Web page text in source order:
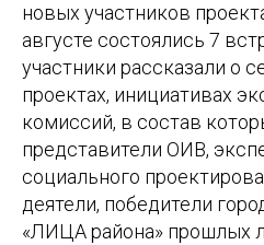
новых участников
августе состоялись 7
участники рассказали о
проектах, инициативах
комиссий, в состав
представители ОИВ,
социального
деятели, победители
«ЛИЦА района» прошлых